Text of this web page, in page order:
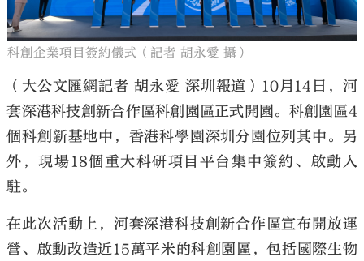
科創企業項目簽約儀式（記者 胡永愛 攝）
（大公文匯網記者 胡永愛 深圳報道）10月14日，河
套深港科技創新合作區科創園區正式開園。科創園區4
個科創新基地中，香港科學園深圳分園位列其中。另
外，現場18個重大科研項目平台集中簽約、啟動入
駐。
在此次活動上，河套深港科技創新合作區宣布開放運
營、啟動改造近15萬平米的科創園區，包括國際生物